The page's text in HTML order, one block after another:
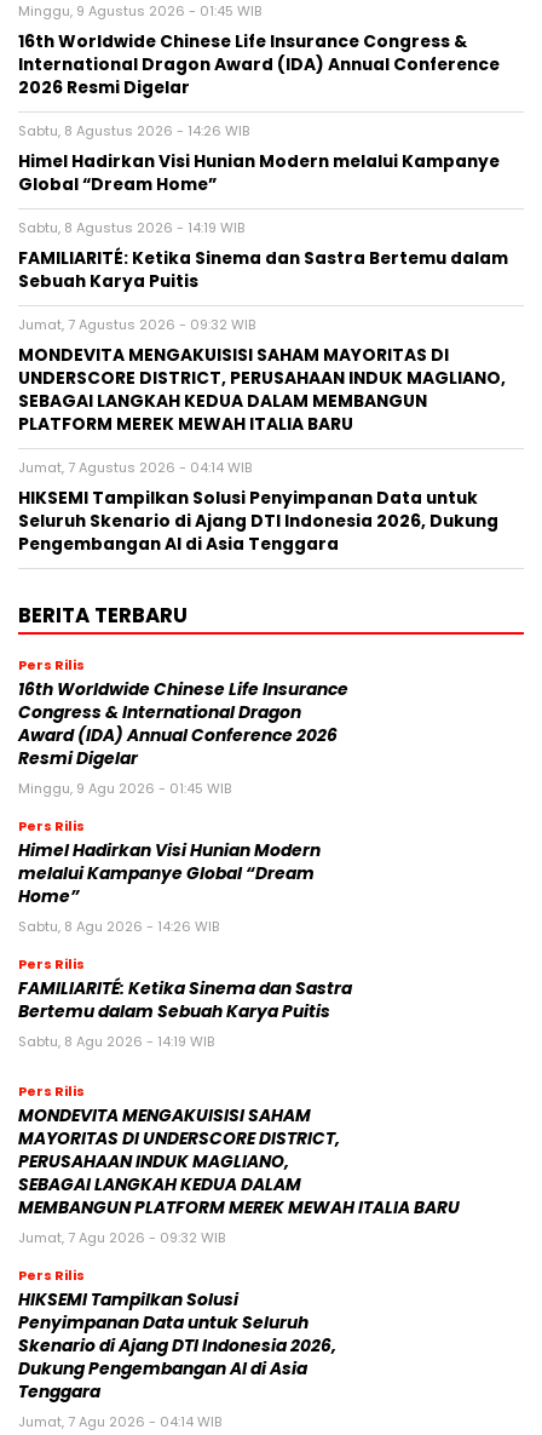
Minggu, 9 Agustus 2026 - 01:45 WIB
16th Worldwide Chinese Life Insurance Congress &
International Dragon Award (IDA) Annual Conference
2026 Resmi Digelar
Sabtu, 8 Agustus 2026 - 14:26 WIB
Himel Hadirkan Visi Hunian Modern melalui Kampanye
Global “Dream Home”
Sabtu, 8 Agustus 2026 - 14:19 WIB
FAMILIARITÉ: Ketika Sinema dan Sastra Bertemu dalam
Sebuah Karya Puitis
Jumat, 7 Agustus 2026 - 09:32 WIB
MONDEVITA MENGAKUISISI SAHAM MAYORITAS DI
UNDERSCORE DISTRICT, PERUSAHAAN INDUK MAGLIANO,
SEBAGAI LANGKAH KEDUA DALAM MEMBANGUN
PLATFORM MEREK MEWAH ITALIA BARU
Jumat, 7 Agustus 2026 - 04:14 WIB
HIKSEMI Tampilkan Solusi Penyimpanan Data untuk
Seluruh Skenario di Ajang DTI Indonesia 2026, Dukung
Pengembangan AI di Asia Tenggara
BERITA TERBARU
Pers Rilis
16th Worldwide Chinese Life Insurance
Congress & International Dragon
Award (IDA) Annual Conference 2026
Resmi Digelar
Minggu, 9 Agu 2026 - 01:45 WIB
Pers Rilis
Himel Hadirkan Visi Hunian Modern
melalui Kampanye Global “Dream
Home”
Sabtu, 8 Agu 2026 - 14:26 WIB
Pers Rilis
FAMILIARITÉ: Ketika Sinema dan Sastra
Bertemu dalam Sebuah Karya Puitis
Sabtu, 8 Agu 2026 - 14:19 WIB
Pers Rilis
MONDEVITA MENGAKUISISI SAHAM
MAYORITAS DI UNDERSCORE DISTRICT,
PERUSAHAAN INDUK MAGLIANO,
SEBAGAI LANGKAH KEDUA DALAM
MEMBANGUN PLATFORM MEREK MEWAH ITALIA BARU
Jumat, 7 Agu 2026 - 09:32 WIB
Pers Rilis
HIKSEMI Tampilkan Solusi
Penyimpanan Data untuk Seluruh
Skenario di Ajang DTI Indonesia 2026,
Dukung Pengembangan AI di Asia
Tenggara
Jumat, 7 Agu 2026 - 04:14 WIB